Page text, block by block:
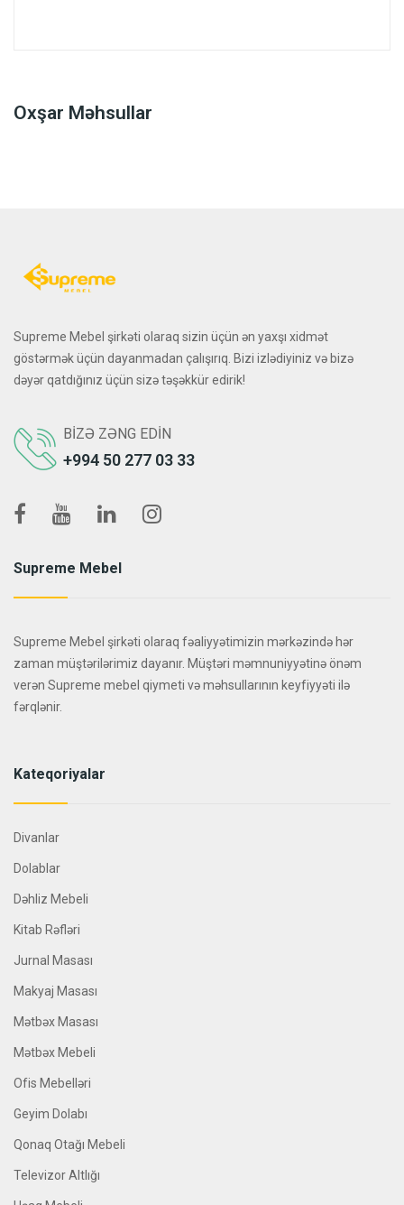
Oxşar Məhsullar
Supreme Mebel şirkəti olaraq sizin üçün ən yaxşı xidmət
göstərmək üçün dayanmadan çalışırıq. Bizi izlədiyiniz və bizə
dəyər qatdığınız üçün sizə təşəkkür edirik!
BIZƏ ZƏNG EDIN
+994 50 277 03 33
Supreme Mebel
Supreme Mebel şirkəti olaraq fəaliyyətimizin mərkəzində hər
zaman müştərilərimiz dayanır. Müştəri məmnuniyyətinə önəm
verən Supreme mebel qiymeti və məhsullarının keyfiyyəti ilə
fərqlənir.
Kateqoriyalar
Divanlar
Dolablar
Dəhliz Mebeli
Kitab Rəfləri
Jurnal Masası
Makyaj Masası
Mətbəx Masası
Mətbəx Mebeli
Ofis Mebelləri
Geyim Dolabı
Qonaq Otağı Mebeli
Televizor Altlığı